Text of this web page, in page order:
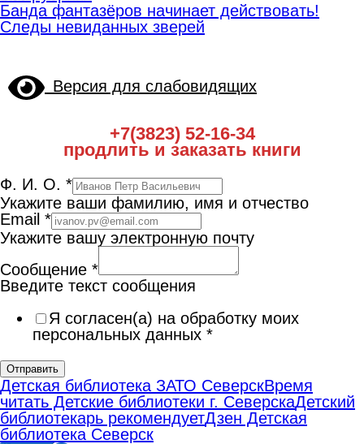
Навигация
по
записям
Банда фантазёров начинает действовать!
Следы невиданных зверей
Версия для слабовидящих
+7(3823) 52-16-34
продлить и заказать книги
Ф. И. О. *
Укажите ваши фамилию, имя и отчество
Email *
Укажите вашу электронную почту
Сообщение *
Введите текст сообщения
Я согласен(а) на обработку моих
персональных данных *
Отправить
Детская библиотека ЗАТО СеверскВремя
читать Детские библиотеки г. СеверскаДетский
библиотекарь рекомендуетДзен Детская
библиотека Северск